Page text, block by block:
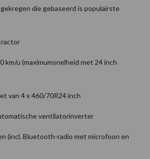
die gebaseerd is populairste
km/u (maximumsnelheid met 24 inch
van 4 x 460/70R24 inch
ventilatorinverter
(incl. Bluetooth-radio met microfoon en